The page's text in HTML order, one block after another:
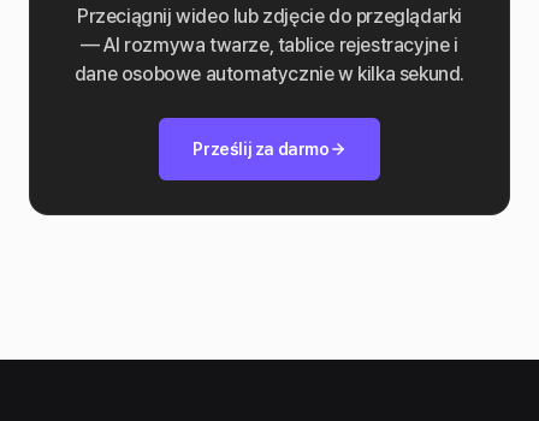
Przeciągnij wideo lub zdjęcie do przeglądarki
— AI rozmywa twarze, tablice rejestracyjne i
dane osobowe automatycznie w kilka sekund.
Prześlij za darmo